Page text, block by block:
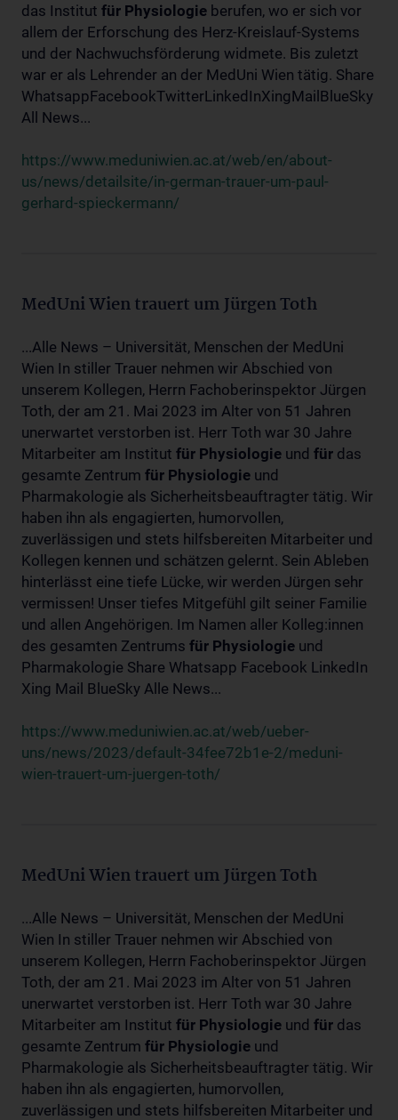
das Institut für Physiologie berufen, wo er sich vor
allem der Erforschung des Herz-Kreislauf-Systems
und der Nachwuchsförderung widmete. Bis zuletzt
war er als Lehrender an der MedUni Wien tätig. Share
WhatsappFacebookTwitterLinkedInXingMailBlueSky
All News...
https://www.meduniwien.ac.at/web/en/about-
us/news/detailsite/in-german-trauer-um-paul-
gerhard-spieckermann/
MedUni Wien trauert um Jürgen Toth
...Alle News – Universität, Menschen der MedUni
Wien In stiller Trauer nehmen wir Abschied von
unserem Kollegen, Herrn Fachoberinspektor Jürgen
Toth, der am 21. Mai 2023 im Alter von 51 Jahren
unerwartet verstorben ist. Herr Toth war 30 Jahre
Mitarbeiter am Institut für Physiologie und für das
gesamte Zentrum für Physiologie und
Pharmakologie als Sicherheitsbeauftragter tätig. Wir
haben ihn als engagierten, humorvollen,
zuverlässigen und stets hilfsbereiten Mitarbeiter und
Kollegen kennen und schätzen gelernt. Sein Ableben
hinterlässt eine tiefe Lücke, wir werden Jürgen sehr
vermissen! Unser tiefes Mitgefühl gilt seiner Familie
und allen Angehörigen. Im Namen aller Kolleg:innen
des gesamten Zentrums für Physiologie und
Pharmakologie Share Whatsapp Facebook LinkedIn
Xing Mail BlueSky Alle News...
https://www.meduniwien.ac.at/web/ueber-
uns/news/2023/default-34fee72b1e-2/meduni-
wien-trauert-um-juergen-toth/
MedUni Wien trauert um Jürgen Toth
...Alle News – Universität, Menschen der MedUni
Wien In stiller Trauer nehmen wir Abschied von
unserem Kollegen, Herrn Fachoberinspektor Jürgen
Toth, der am 21. Mai 2023 im Alter von 51 Jahren
unerwartet verstorben ist. Herr Toth war 30 Jahre
Mitarbeiter am Institut für Physiologie und für das
gesamte Zentrum für Physiologie und
Pharmakologie als Sicherheitsbeauftragter tätig. Wir
haben ihn als engagierten, humorvollen,
zuverlässigen und stets hilfsbereiten Mitarbeiter und